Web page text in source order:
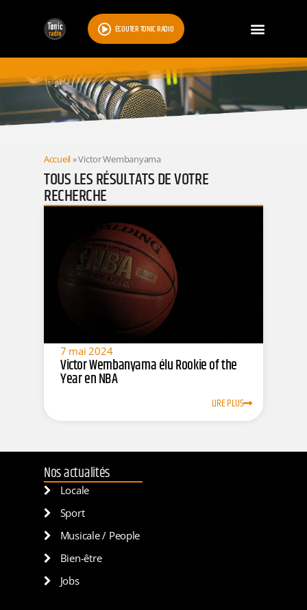
ÉCOUTER TONIC RADIO
RESULTATS
Accueil»Victor Wembanyama
TOUS LES RÉSULTATS DE VOTRE
RECHERCHE
7 mai 2024
Victor Wembanyama élu Rookie of the
Year en NBA
LIRE PLUS
Nos actualités
Locale
Sport
Musicale / People
Bien-être
Jobs